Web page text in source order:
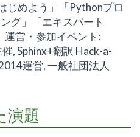
じめよう」「Pythonプロ
グ」「エキスパート
運営・参加イベント:
, Sphinx+翻訳 Hack-a-
運営, 一般社団法人
演題